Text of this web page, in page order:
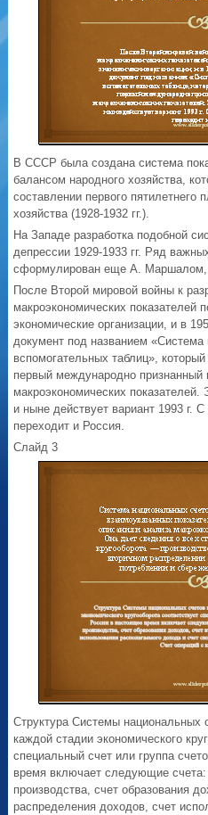
В СССР была создана система
балансом народного хозяйства,
составлении первого пятилетнего
хозяйства (1928-1932 гг.).
На Западе разработка подобной
депрессии 1929-1933 гг. Ряд
сформулирован еще А.
После Второй мировой войны к
макроэкономических
экономические организации, и в
документ под названием «Система
вспомогательных таблиц»,
первый международно признанный
макроэкономических
и ныне действует вариант 1993 г.
переходит и Россия.
Слайд 3
Структура Системы национальных
каждой стадии экономического
специальный счет или группа
время включает следующие счета:
производства, счет образования
распределения доходов, счет